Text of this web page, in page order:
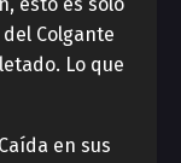
Colgante
Lo que
en sus